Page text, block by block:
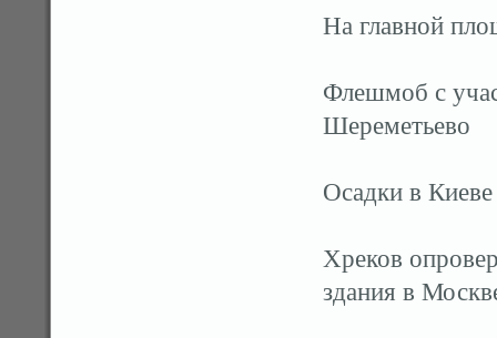
На главной
Флешмоб с
Шереметьево
Осадки в
Хреков
здания в